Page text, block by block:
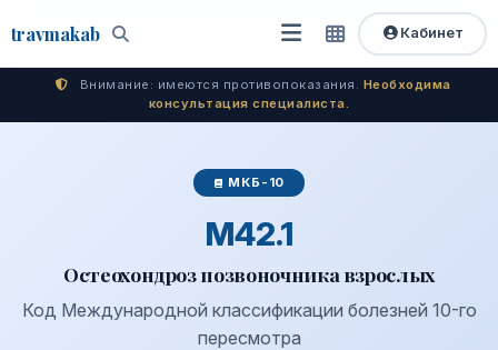
travmakab Поиск
Открыть
меню
Быстрый
доступ
Кабинет
Внимание: имеются противопоказания. Необходима
консультация специалиста.
МКБ-10
M42.1
Остеохондроз позвоночника взрослых
Код Международной классификации болезней 10-го
пересмотра